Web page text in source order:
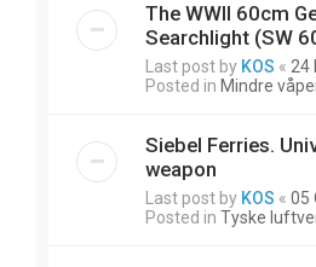
The WWII 60cm
Searchlight (SW
Last post by KOS « 24
Posted in Mindre
Siebel Ferries.
weapon
Last post by KOS « 05
Posted in Tyske